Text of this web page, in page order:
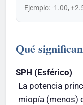
Ejemplo: -1.00,
Qué
SPH (Esférico)
La potencia
miopía (menos)